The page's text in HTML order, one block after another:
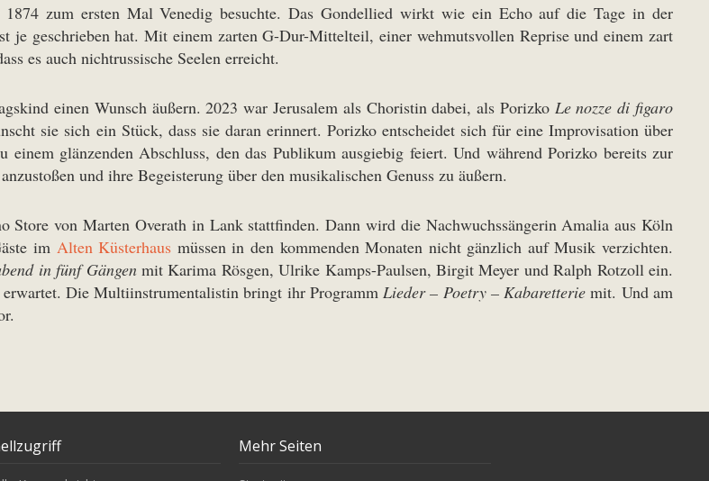
zum ersten Mal Venedig besuchte. Das Gondellied wirkt wie ein Echo auf die Tage in der
je geschrieben hat. Mit einem zarten G-Dur-Mittelteil, einer wehmutsvollen Reprise und einem zart
es auch nichtrussische Seelen erreicht.
einen Wunsch äußern. 2023 war Jerusalem als Choristin dabei, als Porizko Le nozze di figaro
sie sich ein Stück, dass sie daran erinnert. Porizko entscheidet sich für eine Improvisation über
glänzenden Abschluss, den das Publikum ausgiebig feiert. Und während Porizko bereits zur
und ihre Begeisterung über den musikalischen Genuss zu äußern.
von Marten Overath in Lank stattfinden. Dann wird die Nachwuchssängerin Amalia aus Köln
im Alten Küsterhaus müssen in den kommenden Monaten nicht gänzlich auf Musik verzichten.
in fünf Gängenmit Karima Rösgen, Ulrike Kamps-Paulsen, Birgit Meyer und Ralph Rotzoll ein.
erwartet. Die Multiinstrumentalistin bringt ihr ProgrammLieder – Poetry – Kabaretterie mit. Und am
Mehr Seiten